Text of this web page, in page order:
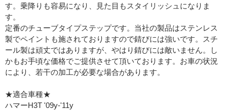
す。乗降りも容易になり、見た目もスタイリッシュになりま
す。
定番のチューブタイプステップです。当社の製品はステンレス
製でペイントも施されておりますので錆びには強いです。スチ
ール製は頑丈ではありますが、やはり錆びには敵いません。し
かもお手頃な価格でご提供させて頂いております。お車の状況
により、若干の加工が必要な場合があります。
★適合車種★
ハマーH3T '09y-'11y